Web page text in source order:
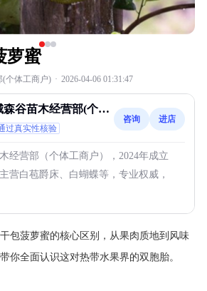
萝蜜
(个体工商户) · 2026-04-06 01:31:47
森谷苗木经营部(个体
过真实性核验
咨询 进店
经营部（个体工商户），2024年成立
营白苞爵床、白蝴蝶等，专业权威，
包菠萝蜜的核心区别，从果肉质地到风味
你全面认识这对热带水果界的双胞胎。